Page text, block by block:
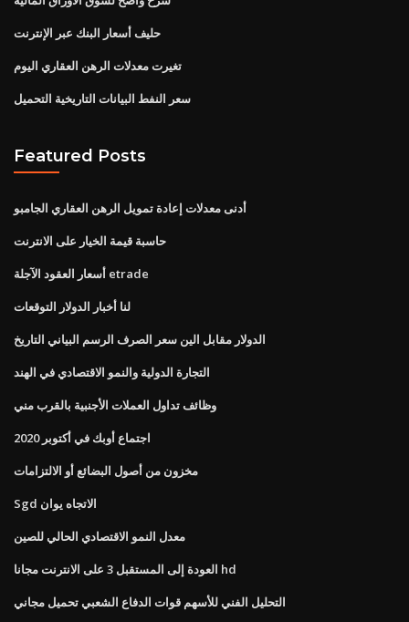
حليف أسعار البنك عبر الإنترنت
تغيرت معدلات الرهن العقاري اليوم
سعر النفط البيانات التاريخية التحميل
Featured Posts
أدنى معدلات إعادة تمويل الرهن العقاري الجامبو
حاسبة قيمة الخيار على الانترنت
أسعار العقود الآجلة etrade
لنا أخبار الدولار التوقعات
الدولار مقابل الين سعر الصرف الرسم البياني التاريخ
التجارة الدولية والنمو الاقتصادي في الهند
وظائف تداول العملات الأجنبية بالقرب مني
اجتماع أوبك في أكتوبر 2020
مخزون من أصول البضائع أو الالتزامات
Sgd الاتجاه يوان
معدل النمو الاقتصادي الحالي للصين
العودة إلى المستقبل 3 على الانترنت مجانا hd
التحليل الفني للأسهم قوات الدفاع الشعبي تحميل مجاني